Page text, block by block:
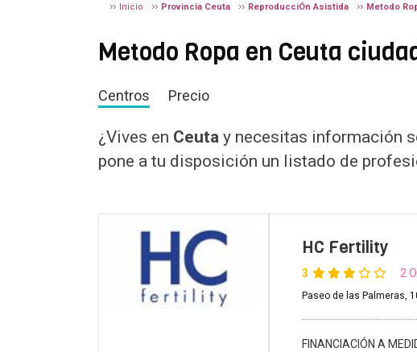
Inicio Provincia Ceuta ReproducciÓn Asistida Metodo
Metodo Ropa en Ceuta
Centros Precio
¿Vives en Ceuta y necesitas información
pone a tu disposición un listado de
HC Fertility
3 2
Paseo de las Palmeras,
FINANCIACIÓN A